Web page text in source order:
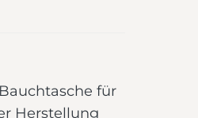
für
Herstellung